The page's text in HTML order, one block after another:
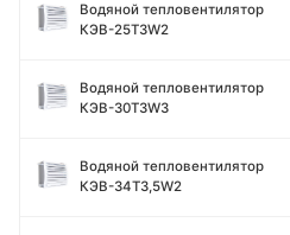
Водяной тепловентилятор
КЭВ-25Т3W2
Водяной тепловентилятор
КЭВ-30Т3W3
Водяной тепловентилятор
КЭВ-34Т3,5W2